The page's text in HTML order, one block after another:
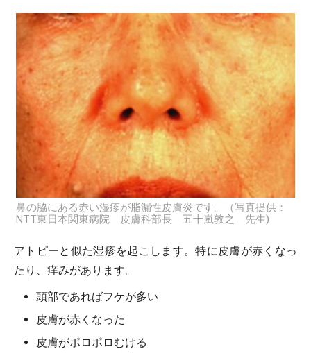
鼻の脇にある赤い湿疹が脂漏性皮膚炎です。（写真提供：
NTT東日本関東病院 皮膚科部長 五十嵐敦之 先生)
アトピーと似た湿疹を起こします。特に皮膚が赤くなっ
たり、痒みがあります。
頭部であればフケが多い
皮膚が赤くなった
皮膚がポロポロむける